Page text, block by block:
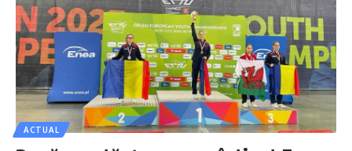
ACTUAL